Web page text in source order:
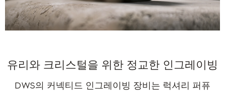
유리와 크리스털을 위한 정교한 인그레이빙
DWS의 커넥티드 인그레이빙 장비는 럭셔리 퍼퓨